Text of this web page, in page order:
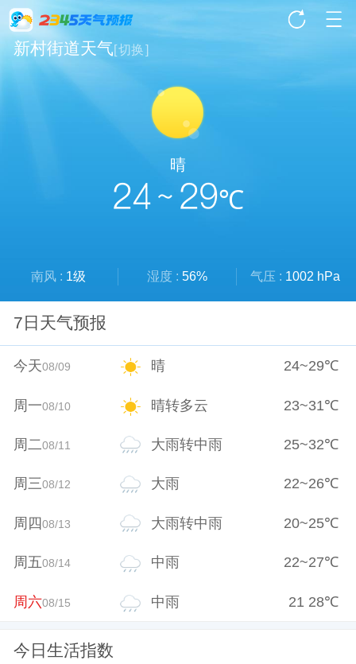
新村街道天气[切换]
晴
24 ~ 29℃
南风 : 1级 湿度 : 56% 气压 : 1002 hPa
7日天气预报
今天08/09 晴 24~29℃
周一08/10 晴转多云 23~31℃
周二08/11 大雨转中雨 25~32℃
周三08/12 大雨 22~26℃
周四08/13 大雨转中雨 20~25℃
周五08/14 中雨 22~27℃
周六08/15 中雨 21 28℃
今日生活指数